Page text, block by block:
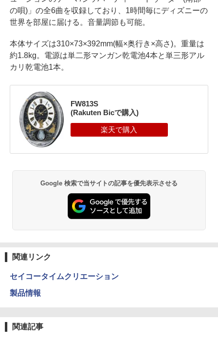
の唄)」の全6曲を収録しており、1時間毎にディズニーの
世界を部屋に届ける。音量調節も可能。
本体サイズは310×73×392mm(幅×奥行き×高さ)。重量は
約1.8kg。電源は単二形マンガン乾電池4本と単三形アル
カリ乾電池1本。
FW813S
(Rakuten Bicで購入)
Google 検索で当サイトの記事を優先表示させる
関連リンク
セイコータイムクリエーション
製品情報
関連記事